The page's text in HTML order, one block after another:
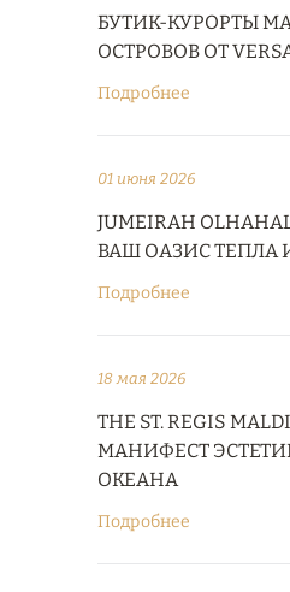
БУТИК-КУРОРТЫ
ОСТРОВОВ ОТ
Подробнее
01 июня 2026
JUMEIRAH
ВАШ ОАЗИС
Подробнее
18 мая 2026
THE ST. REGIS
МАНИФЕСТ
ОКЕАНА
Подробнее